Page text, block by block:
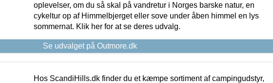
oplevelser, om du så skal på vandretur i Norges barske natur, en
cykeltur op af Himmelbjerget eller sove under åben himmel en lys
sommernat. Klik her for at se deres udvalg.
Se udvalget på Outmore.dk
Hos ScandiHills.dk finder du et kæmpe sortiment af campingudstyr,